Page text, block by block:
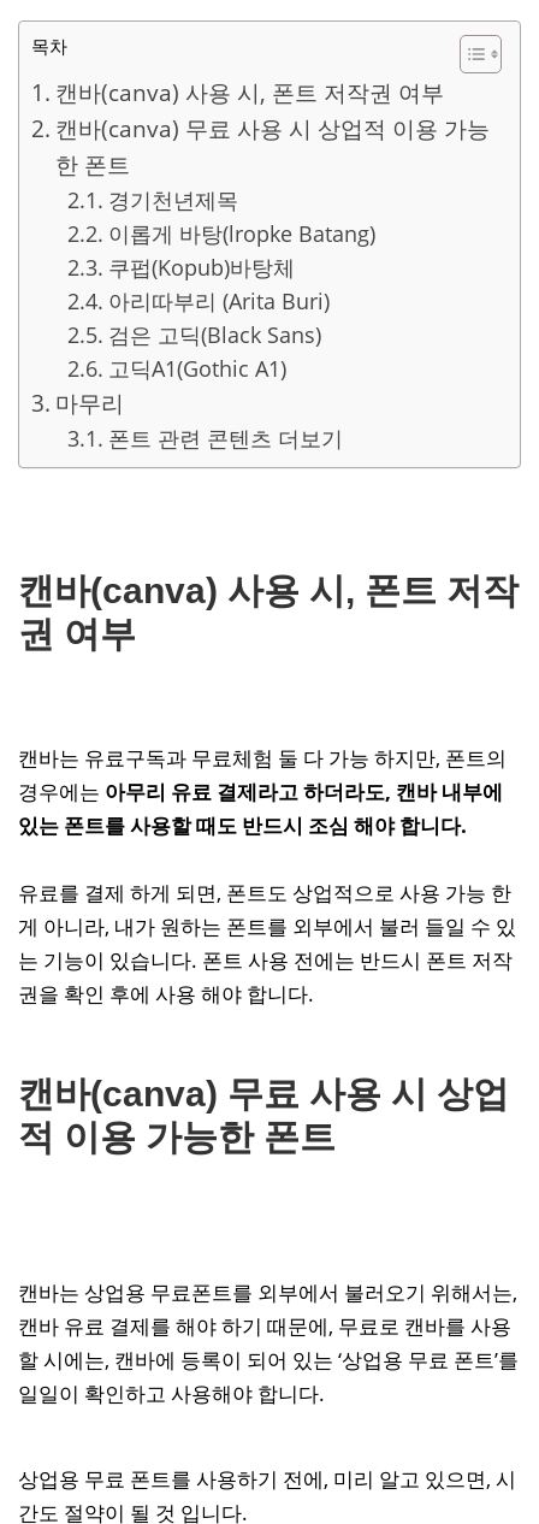
목차
캔바(canva) 사용 시, 폰트 저작권 여부
캔바(canva) 무료 사용 시 상업적 이용 가능
한 폰트
경기천년제목
이롭게 바탕(lropke Batang)
쿠펍(Kopub)바탕체
아리따부리 (Arita Buri)
검은 고딕(Black Sans)
고딕A1(Gothic A1)
마무리
폰트 관련 콘텐츠 더보기
캔바(canva) 사용 시, 폰트 저작
권 여부
캔바는 유료구독과 무료체험 둘 다 가능 하지만, 폰트의
경우에는 아무리 유료 결제라고 하더라도, 캔바 내부에
있는 폰트를 사용할 때도 반드시 조심 해야 합니다.
유료를 결제 하게 되면, 폰트도 상업적으로 사용 가능 한
게 아니라, 내가 원하는 폰트를 외부에서 불러 들일 수 있
는 기능이 있습니다. 폰트 사용 전에는 반드시 폰트 저작
권을 확인 후에 사용 해야 합니다.
캔바(canva) 무료 사용 시 상업
적 이용 가능한 폰트
캔바는 상업용 무료폰트를 외부에서 불러오기 위해서는,
캔바 유료 결제를 해야 하기 때문에, 무료로 캔바를 사용
할 시에는, 캔바에 등록이 되어 있는 ‘상업용 무료 폰트’를
일일이 확인하고 사용해야 합니다.
상업용 무료 폰트를 사용하기 전에, 미리 알고 있으면, 시
간도 절약이 될 것 입니다.